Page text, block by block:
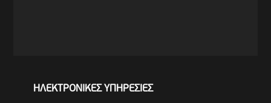
ΗΛΕΚΤΡΟΝΙΚΕΣ ΥΠΗΡΕΣΙΕΣ